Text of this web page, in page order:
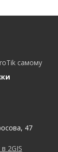
самому
47
2GIS